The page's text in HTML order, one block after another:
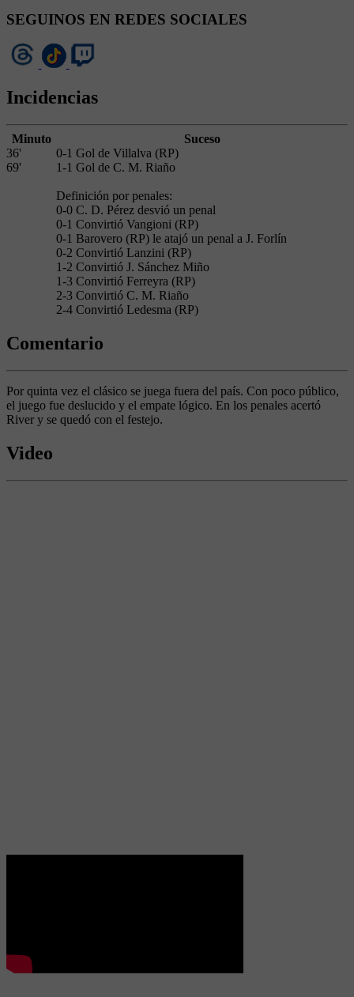
SEGUINOS EN REDES SOCIALES
Incidencias
Minuto
Suceso
36'
0-1 Gol de Villalva (RP)
69'
1-1 Gol de C. M. Riaño
Definición por penales:
0-0 C. D. Pérez desvió un penal
0-1 Convirtió Vangioni (RP)
0-1 Barovero (RP) le atajó un penal a J. Forlín
0-2 Convirtió Lanzini (RP)
1-2 Convirtió J. Sánchez Miño
1-3 Convirtió Ferreyra (RP)
2-3 Convirtió C. M. Riaño
2-4 Convirtió Ledesma (RP)
Comentario
Por quinta vez el clásico se juega fuera del país. Con poco público,
el juego fue deslucido y el empate lógico. En los penales acertó
River y se quedó con el festejo.
Video